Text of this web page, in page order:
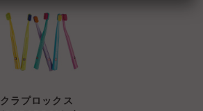
クラプロックス